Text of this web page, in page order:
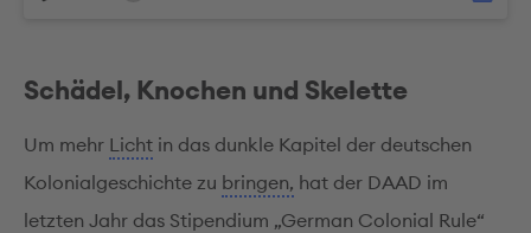
Schädel, Knochen und Skelette
Um mehr Licht in das dunkle Kapitel der deutschen
Kolonialgeschichte zu bringen, hat der DAAD im
letzten Jahr das Stipendium „German Colonial Rule“